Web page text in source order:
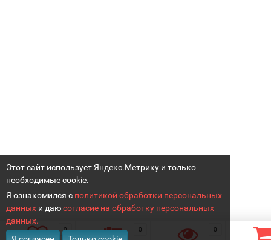
Этот сайт использует Яндекс.Метрику и только
необходимые cookie.
Я ознакомился с политикой обработки персональных
данных и даюсогласие на обработку персональных
данных.
0 0 0